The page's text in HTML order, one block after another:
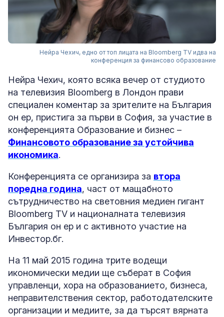
Нейра Чехич, едно от топ лицата на Bloomberg TV идва на
конференция за финансово образование
Нейра Чехич, която всяка вечер от студиото
на телевизия Bloomberg в Лондон прави
специален коментар за зрителите на България
он ер, пристига за първи в София, за участие в
конференцията Образование и бизнес –
Финансовото образование за устойчива
икономика.
Конференцията се организира за втора
поредна година, част от мащабното
сътрудничество на световния медиeн гигант
Bloomberg TV и националната телевизия
България он ер и с активното участие на
Инвестор.бг.
На 11 май 2015 година трите водещи
икономически медии ще съберат в София
управленци, хора на образованието, бизнеса,
неправителствения сектор, работодателските
организации и медиите, за да търсят вярната